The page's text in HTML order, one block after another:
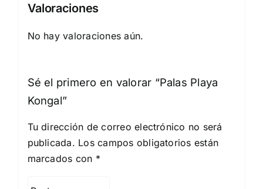
Valoraciones
No hay valoraciones aún.
Sé el primero en valorar “Palas Playa
Kongal”
Tu dirección de correo electrónico no será
publicada. Los campos obligatorios están
marcados con *